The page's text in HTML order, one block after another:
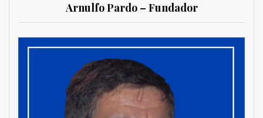
Arnulfo Pardo – Fundador